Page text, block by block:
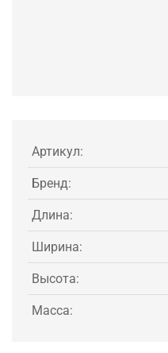
Артикул:
Бренд:
Длина:
Ширина:
Высота:
Масса: